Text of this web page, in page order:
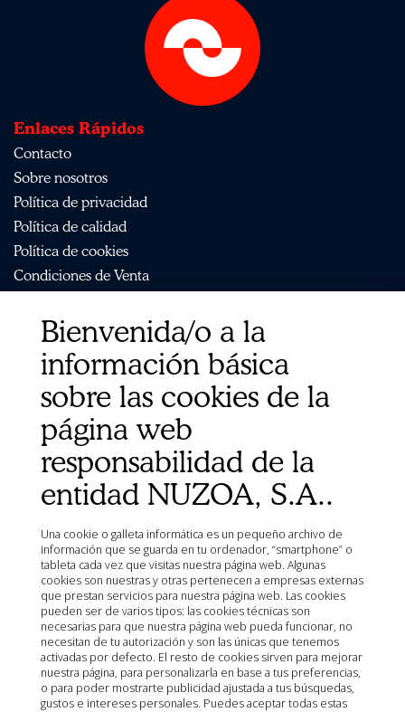
Enlaces Rápidos
Contacto
Sobre nosotros
Política de privacidad
Política de calidad
Política de cookies
Condiciones de Venta
Mapa del sitio
Organismos
Ambiente (MAPA)
Sanitarios (AEMPS)
veterinarios CIMAVET
Bienvenida/o a la
información básica
sobre las cookies de la
página web
responsabilidad de la
entidad NUZOA, S.A..
Una cookie o galleta informática es un pequeño archivo de
información que se guarda en tu ordenador, “smartphone” o
tableta cada vez que visitas nuestra página web. Algunas
cookies son nuestras y otras pertenecen a empresas externas
que prestan servicios para nuestra página web. Las cookies
pueden ser de varios tipos: las cookies técnicas son
necesarias para que nuestra página web pueda funcionar, no
necesitan de tu autorización y son las únicas que tenemos
activadas por defecto. El resto de cookies sirven para mejorar
nuestra página, para personalizarla en base a tus preferencias,
o para poder mostrarte publicidad ajustada a tus búsquedas,
gustos e intereses personales. Puedes aceptar todas estas